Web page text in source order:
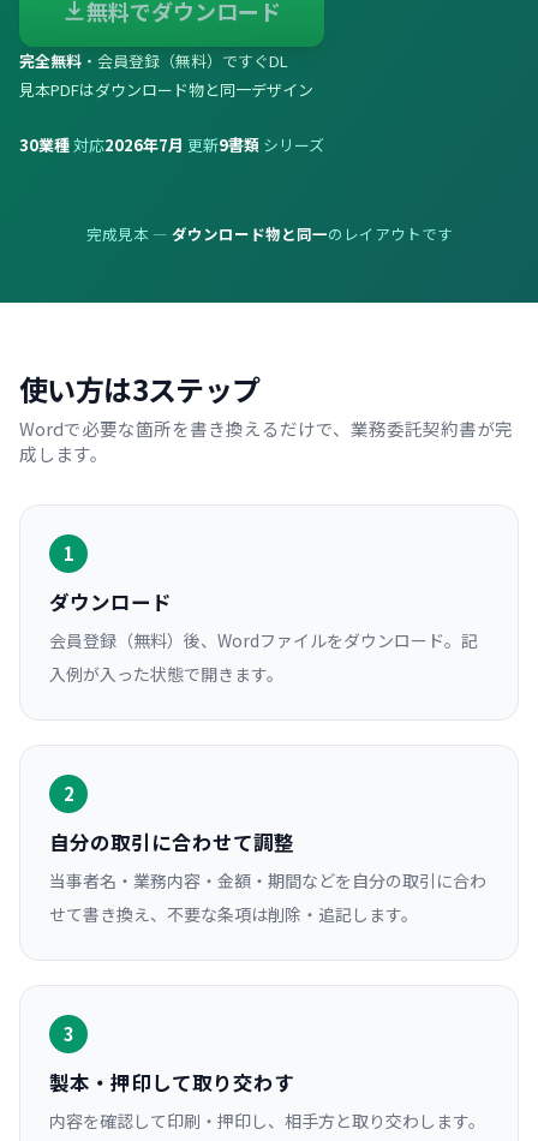
無料でダウンロード
完全無料 ・会員登録（無料）ですぐDL
見本PDFはダウンロード物と同一デザイン
30業種対応2026年7月 更新9書類 シリーズ
完成見本 — ダウンロード物と同一のレイアウトです
使い方は3ステップ
Wordで必要な箇所を書き換えるだけで、業務委託契約書が完
成します。
1
ダウンロード
会員登録（無料）後、Wordファイルをダウンロード。記
入例が入った状態で開きます。
2
自分の取引に合わせて調整
当事者名・業務内容・金額・期間などを自分の取引に合わ
せて書き換え、不要な条項は削除・追記します。
3
製本・押印して取り交わす
内容を確認して印刷・押印し、相手方と取り交わします。